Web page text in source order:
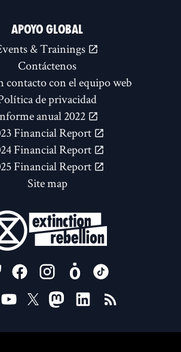
APOYO GLOBAL
& Trainings
Contáctenos
contacto con el equipo web
de privacidad
anual 2022
Financial Report
Financial Report
Financial Report
Site map
US ON